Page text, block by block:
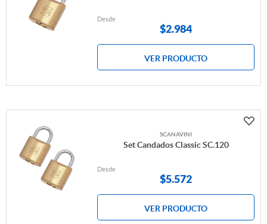
Desde
$2.984
VER PRODUCTO
SCANAVINI
Set Candados Classic SC.120
Desde
$5.572
VER PRODUCTO